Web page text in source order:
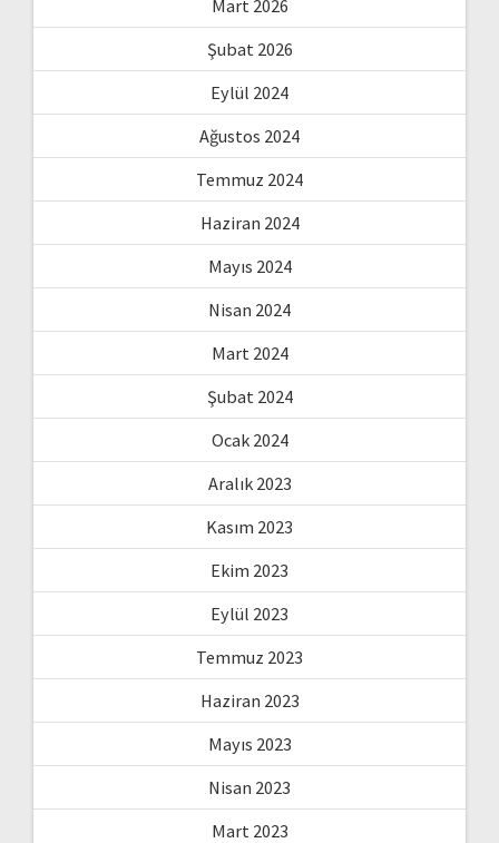
Mart 2026
Şubat 2026
Eylül 2024
Ağustos 2024
Temmuz 2024
Haziran 2024
Mayıs 2024
Nisan 2024
Mart 2024
Şubat 2024
Ocak 2024
Aralık 2023
Kasım 2023
Ekim 2023
Eylül 2023
Temmuz 2023
Haziran 2023
Mayıs 2023
Nisan 2023
Mart 2023